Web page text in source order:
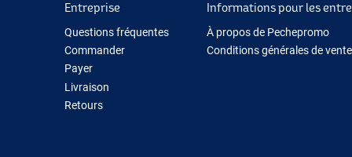
Entreprise
Questions fréquentes
Commander
Payer
Livraison
Retours
Informations pour les
À propos de Pechepromo
Conditions générales de vente